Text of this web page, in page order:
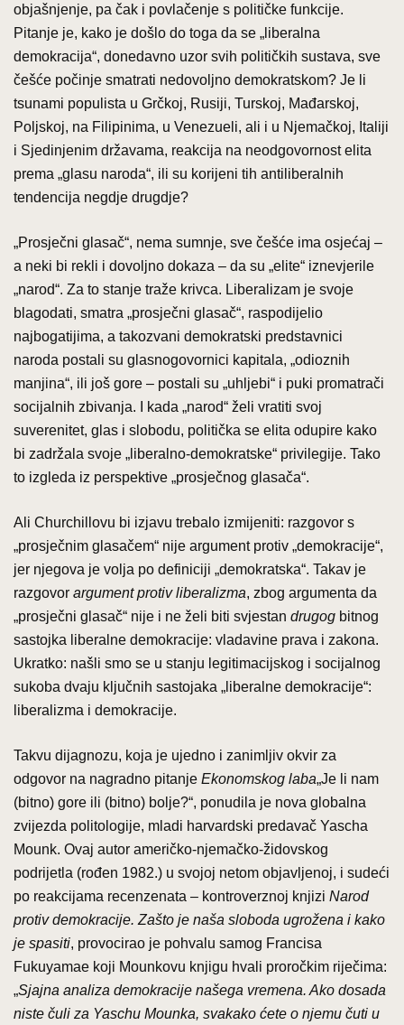
objašnjenje, pa čak i povlačenje s političke funkcije.
Pitanje je, kako je došlo do toga da se „liberalna
demokracija“, donedavno uzor svih političkih sustava, sve
češće počinje smatrati nedovoljno demokratskom? Je li
tsunami populista u Grčkoj, Rusiji, Turskoj, Mađarskoj,
Poljskoj, na Filipinima, u Venezueli, ali i u Njemačkoj, Italiji
i Sjedinjenim državama, reakcija na neodgovornost elita
prema „glasu naroda“, ili su korijeni tih antiliberalnih
tendencija negdje drugdje?
„Prosječni glasač“, nema sumnje, sve češće ima osjećaj –
a neki bi rekli i dovoljno dokaza – da su „elite“ iznevjerile
„narod“. Za to stanje traže krivca. Liberalizam je svoje
blagodati, smatra „prosječni glasač“, raspodijelio
najbogatijima, a takozvani demokratski predstavnici
naroda postali su glasnogovornici kapitala, „odioznih
manjina“, ili još gore – postali su „uhljebi“ i puki promatrači
socijalnih zbivanja. I kada „narod“ želi vratiti svoj
suverenitet, glas i slobodu, politička se elita odupire kako
bi zadržala svoje „liberalno-demokratske“ privilegije. Tako
to izgleda iz perspektive „prosječnog glasača“.
Ali Churchillovu bi izjavu trebalo izmijeniti: razgovor s
„prosječnim glasačem“ nije argument protiv „demokracije“,
jer njegova je volja po definiciji „demokratska“. Takav je
razgovor argument protiv liberalizma, zbog argumenta da
„prosječni glasač“ nije i ne želi biti svjestan drugog bitnog
sastojka liberalne demokracije: vladavine prava i zakona.
Ukratko: našli smo se u stanju legitimacijskog i socijalnog
sukoba dvaju ključnih sastojaka „liberalne demokracije“:
liberalizma i demokracije.
Takvu dijagnozu, koja je ujedno i zanimljiv okvir za
odgovor na nagradno pitanje Ekonomskog laba„Je li nam
(bitno) gore ili (bitno) bolje?“, ponudila je nova globalna
zvijezda politologije, mladi harvardski predavač Yascha
Mounk. Ovaj autor američko-njemačko-židovskog
podrijetla (rođen 1982.) u svojoj netom objavljenoj, i sudeći
po reakcijama recenzenata – kontroverznoj knjizi Narod
protiv demokracije. Zašto je naša sloboda ugrožena i kako
je spasiti, provocirao je pohvalu samog Francisa
Fukuyamae koji Mounkovu knjigu hvali proročkim riječima:
„Sjajna analiza demokracije našega vremena. Ako dosada
niste čuli za Yaschu Mounka, svakako ćete o njemu čuti u